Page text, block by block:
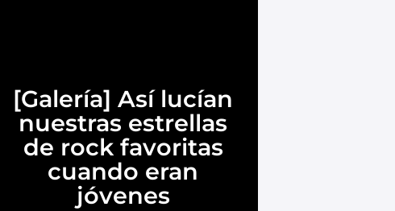
[Galería] Así lucían
nuestras estrellas
de rock favoritas
cuando eran
jóvenes